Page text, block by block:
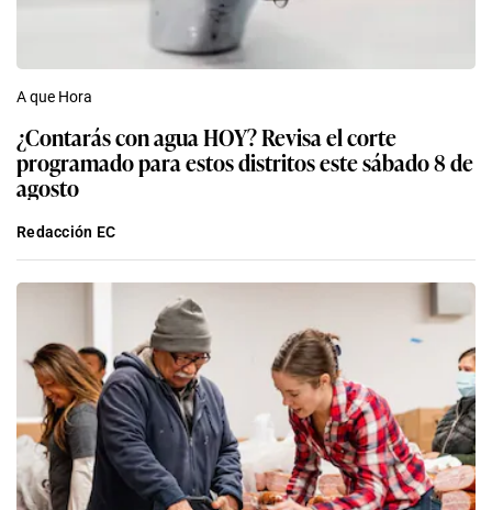
A que Hora
¿Contarás con agua HOY? Revisa el corte
programado para estos distritos este sábado 8 de
agosto
Redacción EC